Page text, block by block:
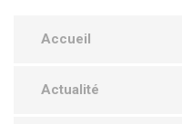
Accueil
Actualité